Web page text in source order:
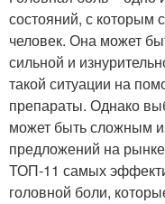
состояний, с которым
человек. Она может
сильной и
такой ситуации на
препараты. Однако
может быть сложным
предложений на
ТОП-11 самых
головной боли,